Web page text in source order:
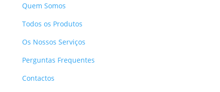
Quem Somos
Todos os Produtos
Os Nossos Serviços
Perguntas Frequentes
Contactos